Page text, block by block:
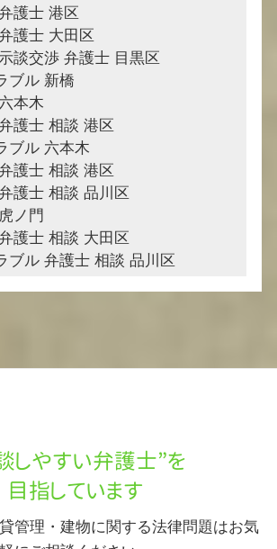
護士 港区
護士 大田区
談交渉 弁護士 目黒区
ブル 新橋
本木
護士 相談 港区
ブル 六本木
護士 相談 港区
護士 相談 品川区
ノ門
護士 相談 大田区
ブル 弁護士 相談 品川区
しやすい弁護士”を
目指しています
管理・建物に関する法律問題はお気